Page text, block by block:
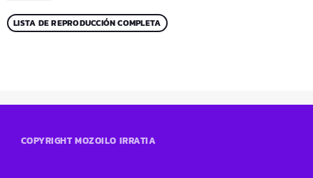
LISTA DE REPRODUCCIÓN COMPLETA
COPYRIGHT MOZOILO IRRATIA